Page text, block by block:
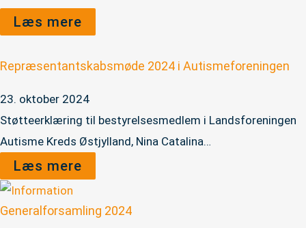
Læs mere
Repræsentantskabsmøde 2024 i Autismeforeningen
23. oktober 2024
Støtteerklæring til bestyrelsesmedlem i Landsforeningen
Autisme Kreds Østjylland, Nina Catalina…
Læs mere
Generalforsamling 2024